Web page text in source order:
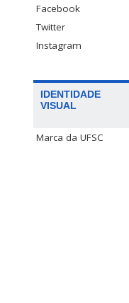
Facebook
Twitter
Instagram
IDENTIDADE
VISUAL
Marca da UFSC